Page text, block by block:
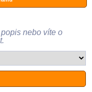
nebo víte o